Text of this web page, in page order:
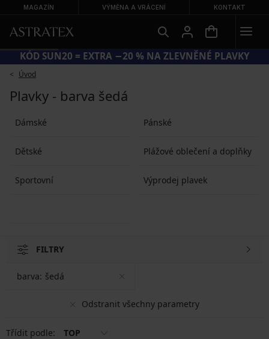
MAGAZÍN VÝMĚNA A VRÁCENÍ KONTAKT
KÓD SUN20 = EXTRA −20 % NA ZLEVNĚNÉ PLAVKY
Úvod
Plavky - barva šedá
Dámské Pánské
Dětské Plážové oblečení a doplňky
Sportovní Výprodej plavek
FILTRY
Odstranit všechny parametry
barva: šedá
Třídit podle: TOP